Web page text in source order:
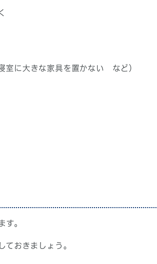
室に大きな家具を置かない など）
す。
ておきましょう。